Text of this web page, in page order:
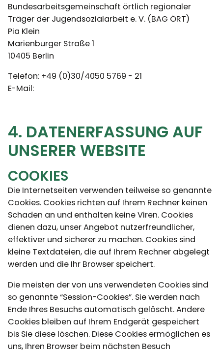
Bundesarbeitsgemeinschaft örtlich regionaler
Träger der Jugendsozialarbeit e. V. (BAG ÖRT)
Pia Klein
Marienburger Straße 1
10405 Berlin
Telefon: +49 (0)30/4050 5769 - 21
E-Mail:
4. DATENERFASSUNG AUF
UNSERER WEBSITE
COOKIES
Die Internetseiten verwenden teilweise so genannte
Cookies. Cookies richten auf Ihrem Rechner keinen
Schaden an und enthalten keine Viren. Cookies
dienen dazu, unser Angebot nutzerfreundlicher,
effektiver und sicherer zu machen. Cookies sind
kleine Textdateien, die auf Ihrem Rechner abgelegt
werden und die Ihr Browser speichert.
Die meisten der von uns verwendeten Cookies sind
so genannte “Session-Cookies”. Sie werden nach
Ende Ihres Besuchs automatisch gelöscht. Andere
Cookies bleiben auf Ihrem Endgerät gespeichert
bis Sie diese löschen. Diese Cookies ermöglichen es
uns, Ihren Browser beim nächsten Besuch